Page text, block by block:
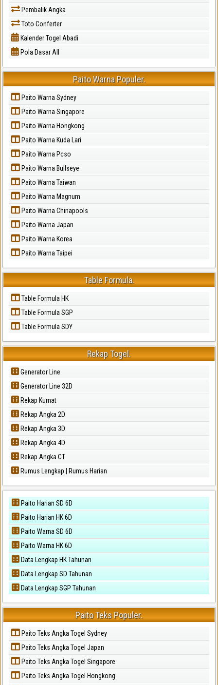
Pembalik Angka
Toto Conferter
Kalender Togel Abadi
Pola Dasar All
Paito Warna Populer.
Paito Warna Sydney
Paito Warna Singapore
Paito Warna Hongkong
Paito Warna Kuda Lari
Paito Warna Pcso
Paito Warna Bullseye
Paito Warna Taiwan
Paito Warna Magnum
Paito Warna Chinapools
Paito Warna Japan
Paito Warna Korea
Paito Warna Taipei
Table Formula.
Table Formula HK
Table Formula SGP
Table Formula SDY
Rekap Togel.
Generator Line
Generator Line 32D
Rekap Kumat
Rekap Angka 2D
Rekap Angka 3D
Rekap Angka 4D
Rekap Angka CT
Rumus Lengkap | Rumus Harian
Paito Harian SD 6D
Paito Harian HK 6D
Paito Warna SD 6D
Paito Warna HK 6D
Data Lengkap HK Tahunan
Data Lengkap SD Tahunan
Data Lengkap SGP Tahunan
Paito Teks Populer.
Paito Teks Angka Togel Sydney
Paito Teks Angka Togel Japan
Paito Teks Angka Togel Singapore
Paito Teks Angka Togel Hongkong